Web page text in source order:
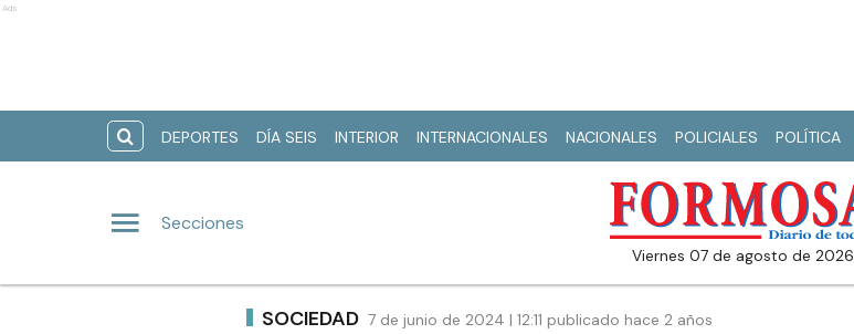
Ads
DEPORTES DÍA SEIS INTERIOR INTERNACIONALES NACIONALES POLICIALES POLÍTICA
Secciones
viernes 07 de agosto de 2026
SOCIEDAD 7 de junio de 2024 | 12:11 publicado hace 2 años